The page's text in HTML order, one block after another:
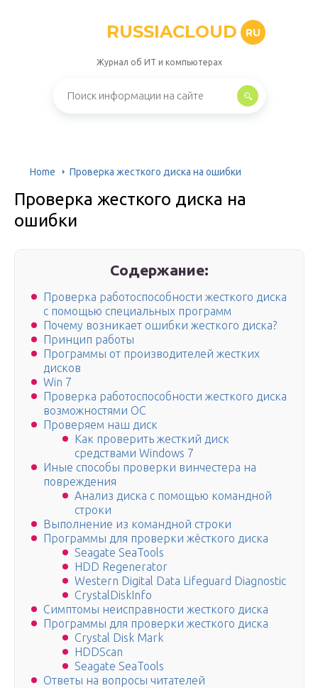
RUSSIACLOUD RU
Журнал об ИТ и компьютерах
Home Проверка жесткого диска на ошибки
Проверка жесткого диска на
ошибки
Содержание:
Проверка работоспособности жесткого диска
с помощью специальных программ
Почему возникает ошибки жесткого диска?
Принцип работы
Программы от производителей жестких
дисков
Win 7
Проверка работоспособности жесткого диска
возможностями ОС
Проверяем наш диск
Как проверить жесткий диск
средствами Windows 7
Иные способы проверки винчестера на
повреждения
Анализ диска с помощью командной
строки
Выполнение из командной строки
Программы для проверки жёсткого диска
Seagate SeaTools
HDD Regenerator
Western Digital Data Lifeguard Diagnostic
CrystalDiskInfo
Симптомы неисправности жесткого диска
Программы для проверки жесткого диска
Crystal Disk Mark
HDDScan
Seagate SeaTools
Ответы на вопросы читателей